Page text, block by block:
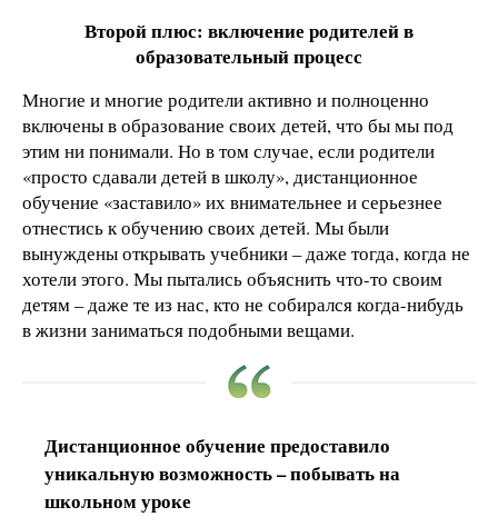
Второй плюс: включение родителей в
образовательный процесс
Многие и многие родители активно и полноценно
включены в образование своих детей, что бы мы под
этим ни понимали. Но в том случае, если родители
«просто сдавали детей в школу», дистанционное
обучение «заставило» их внимательнее и серьезнее
отнестись к обучению своих детей. Мы были
вынуждены открывать учебники – даже тогда, когда не
хотели этого. Мы пытались объяснить что-то своим
детям – даже те из нас, кто не собирался когда-нибудь
в жизни заниматься подобными вещами.
Дистанционное обучение предоставило
уникальную возможность – побывать на
школьном уроке